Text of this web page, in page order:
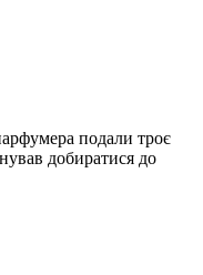
подали троє
добиратися до